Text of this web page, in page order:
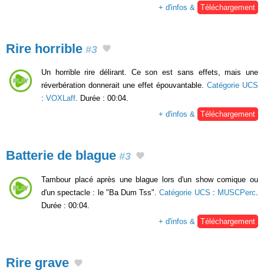
+ d'infos &
Téléchargement
Rire horrible #3
Un horrible rire délirant. Ce son est sans effets, mais une
réverbération donnerait une effet épouvantable. Catégorie UCS
: VOXLaff. Durée : 00:04.
+ d'infos & Téléchargement
Batterie de blague #3
Tambour placé après une blague lors d'un show comique ou
d'un spectacle : le "Ba Dum Tss".Catégorie UCS : MUSCPerc
Durée : 00:04.
+ d'infos &
Téléchargement
Rire grave